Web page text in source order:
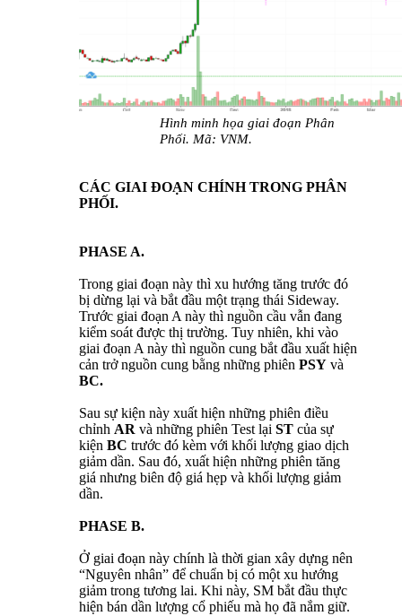
Hình minh họa giai đoạn Phân
Phối. Mã: VNM.
CÁC GIAI ĐOẠN CHÍNH TRONG PHÂN
PHỐI.
PHASE A.
Trong giai đoạn này thì xu hướng tăng trước đó
bị dừng lại và bắt đầu một trạng thái Sideway.
Trước giai đoạn A này thì nguồn cầu vẫn đang
kiểm soát được thị trường. Tuy nhiên, khi vào
giai đoạn A này thì nguồn cung bắt đầu xuất hiện
cản trở nguồn cung bằng những phiên PSY và
BC.
Sau sự kiện này xuất hiện những phiên điều
chỉnh AR và những phiên Test lại ST của sự
kiện BC trước đó kèm với khối lượng giao dịch
giảm dần. Sau đó, xuất hiện những phiên tăng
giá nhưng biên độ giá hẹp và khối lượng giảm
dần.
PHASE B.
Ở giai đoạn này chính là thời gian xây dựng nên
“Nguyên nhân” để chuẩn bị có một xu hướng
giảm trong tương lai. Khi này, SM bắt đầu thực
hiện bán dần lượng cổ phiếu mà họ đã nắm giữ.